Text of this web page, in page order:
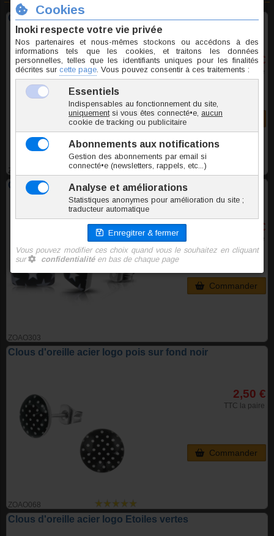
Clous d'oreille acier Étoiles
ZOAM025
2,40 €
TTC la paire
Commander
Clou d'oreille acier carré logo Etoiles
ZOAO303
2,90 €
TTC la paire
Commander
Clous d'oreille acier logo pois sur fond noir
ZOAO068
2,50 €
TTC la paire
Commander
Clous d'oreille acier logo Etoiles vertes